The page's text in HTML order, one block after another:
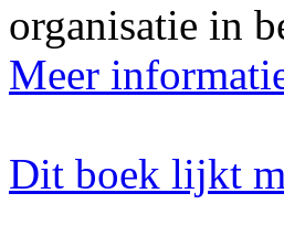
organisatie in
Meer
Dit boek lijkt